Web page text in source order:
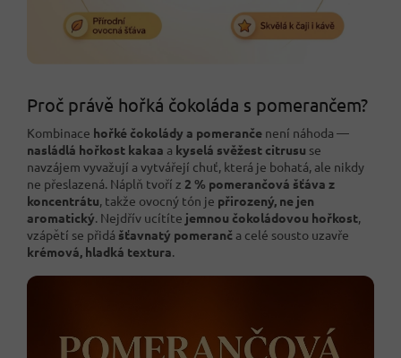
Proč právě hořká čokoláda s pomerančem?
Kombinace hořké čokolády a pomeranče není náhoda —
nasládlá hořkost kakaa a kyselá svěžest citrusu se
navzájem vyvažují a vytvářejí chuť, která je bohatá, ale nikdy
ne přeslazená. Náplň tvoří z 2 % pomerančová šťáva z
koncentrátu, takže ovocný tón je přirozený, ne jen
aromatický. Nejdřív ucítíte jemnou čokoládovou hořkost,
vzápětí se přidá šťavnatý pomeranč a celé sousto uzavře
krémová, hladká textura.